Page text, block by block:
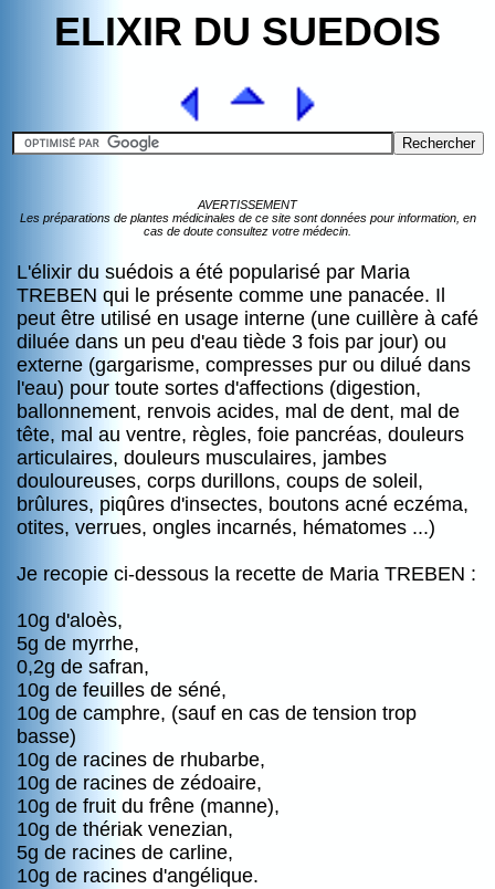
ELIXIR DU SUEDOIS
AVERTISSEMENT
Les préparations de plantes médicinales de ce site sont données pour information, en
cas de doute consultez votre médecin.
L'élixir du suédois a été popularisé par Maria
TREBEN qui le présente comme une panacée. Il
peut être utilisé en usage interne (une cuillère à café
diluée dans un peu d'eau tiède 3 fois par jour) ou
externe (gargarisme, compresses pur ou dilué dans
l'eau) pour toute sortes d'affections (digestion,
ballonnement, renvois acides, mal de dent, mal de
tête, mal au ventre, règles, foie pancréas, douleurs
articulaires, douleurs musculaires, jambes
douloureuses, corps durillons, coups de soleil,
brûlures, piqûres d'insectes, boutons acné eczéma,
otites, verrues, ongles incarnés, hématomes ...)
Je recopie ci-dessous la recette de Maria TREBEN :
10g d'aloès,
5g de myrrhe,
0,2g de safran,
10g de feuilles de séné,
10g de camphre, (sauf en cas de tension trop
basse)
10g de racines de rhubarbe,
10g de racines de zédoaire,
10g de fruit du frêne (manne),
10g de thériak venezian,
5g de racines de carline,
10g de racines d'angélique.